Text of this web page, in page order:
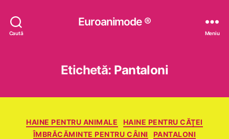
Caută
Euroanimode ®
Meniu
Etichetă: Pantaloni
Categorii
HAINE PENTRU ANIMALE
HAINE PENTRU CĂŢEI
ÎMBRĂCĂMINTE PENTRU CÂINI
PANTALONI